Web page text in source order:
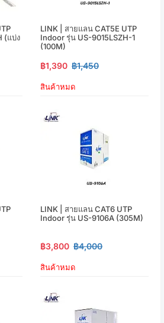
(แบ่ง
LINK | สายแลน CAT5E UTP
Indoor รุ่น US-9015LSZH-1
(100M)
฿1,390 ฿1,450
สินค้าหมด
LINK | สายแลน CAT6 UTP
Indoor รุ่น US-9106A (305M)
฿3,800 ฿4,000
สินค้าหมด